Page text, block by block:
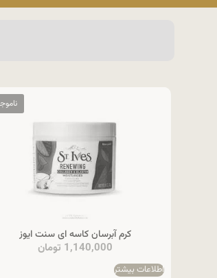
کرم آبرسان کاسه ای سنت ایوز
1,140,000 تومان
اطلاعات بیشتر